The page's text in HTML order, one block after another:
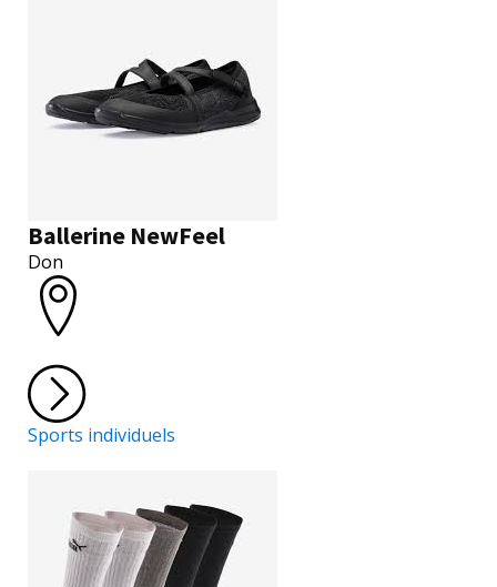
Ballerine NewFeel
Don
Sports individuels